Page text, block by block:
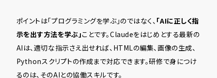
ポイントは「プログラミングを学ぶ」のではなく、 「AIに正しく指
示を出す方法を学ぶ」ことです。Claudeをはじめとする最新の
AIは、適切な指示さえ出せれば、HTMLの編集、画像の生成、
Pythonスクリプトの作成まで対応できます。研修で身につけ
るのは、そのAIとの協働スキルです。